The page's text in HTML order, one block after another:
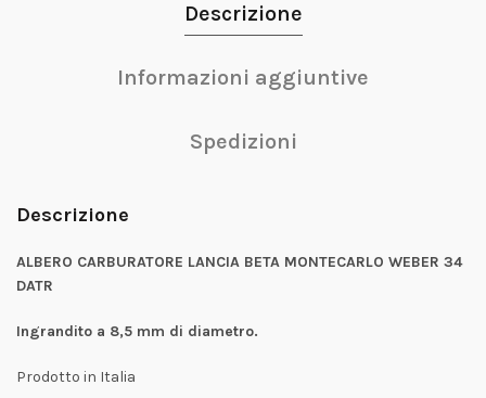
Descrizione
Informazioni aggiuntive
Spedizioni
Descrizione
ALBERO CARBURATORE LANCIA BETA MONTECARLO WEBER 34
DATR
Ingrandito a 8,5 mm di diametro.
Prodotto in Italia